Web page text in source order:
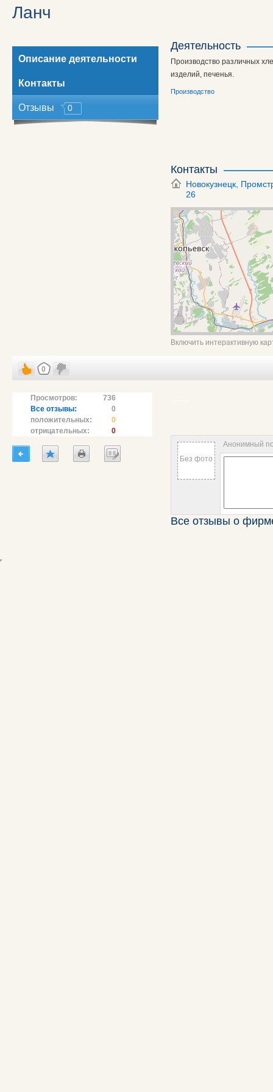
Ланч
Описание деятельности
Контакты
Отзывы 0
Деятельность
Производство различных
изделий, печенья.
Производство
Контакты
Новокузнецк,
26
Включить интерактивную
0
Просмотров:
736
Все отзывы:
0
положительных:
0
отрицательных:
0
Без фото
Анонимный
Все отзывы о